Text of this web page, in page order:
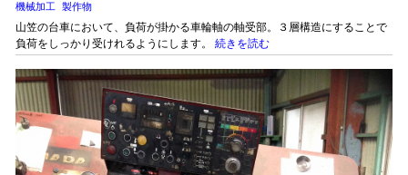
機械加工 製作物
山笠の台車において、負荷が掛かる車輪軸の軸受部。３層構造にすることで
負荷をしっかり受けれるようにします。 続きを読む